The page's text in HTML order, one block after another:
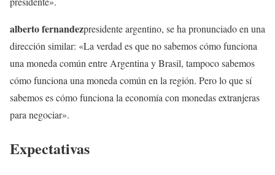
alberto fernandezpresidente argentino, se ha pronunciado en una
dirección similar: «La verdad es que no sabemos cómo funciona
una moneda común entre Argentina y Brasil, tampoco sabemos
cómo funciona una moneda común en la región. Pero lo que sí
sabemos es cómo funciona la economía con monedas extranjeras
para negociar».
Expectativas